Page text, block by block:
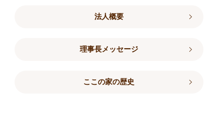
法人概要
理事長メッセージ
ここの家の歴史